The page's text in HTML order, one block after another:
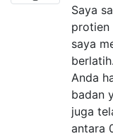
Saya
protien
saya
Anda
badan
juga
antara